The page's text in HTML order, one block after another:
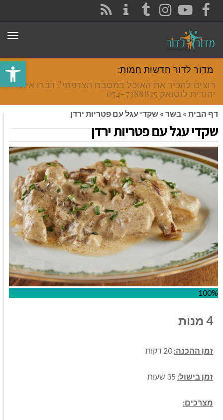
פתח
FACEBOOK
YOUTUBE
INSTAGRAM
TUMBLR
מדור לדור חדשות חמות:
רוצים להכיר את האוכל במטבח הצרפתי? דברו איתי
יהודית לוטואק 054-7388825.
דף הבית » בשר » שקדי עגל עם פטריות ירדן
שקדי עגל עם פטריות ירדן
100%
4 מנות
זמן ההכנה:
זמן בישול:
מצרכים: